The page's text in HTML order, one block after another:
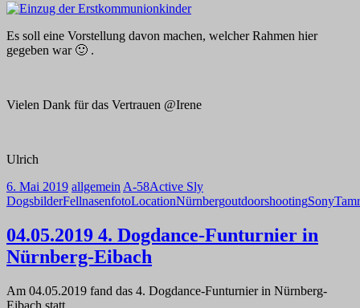
Es soll eine Vorstellung davon machen, welcher Rahmen hier
gegeben war 🙂 .
Vielen Dank für das Vertrauen @Irene
Ulrich
6. Mai 2019 allgemein A-58Active Sly
DogsbilderFellnasenfotoLocationNürnbergoutdoorshootingSony
04.05.2019 4. Dogdance-Funturnier in
Nürnberg-Eibach
Am 04.05.2019 fand das 4. Dogdance-Funturnier in Nürnberg-
Eibach statt.